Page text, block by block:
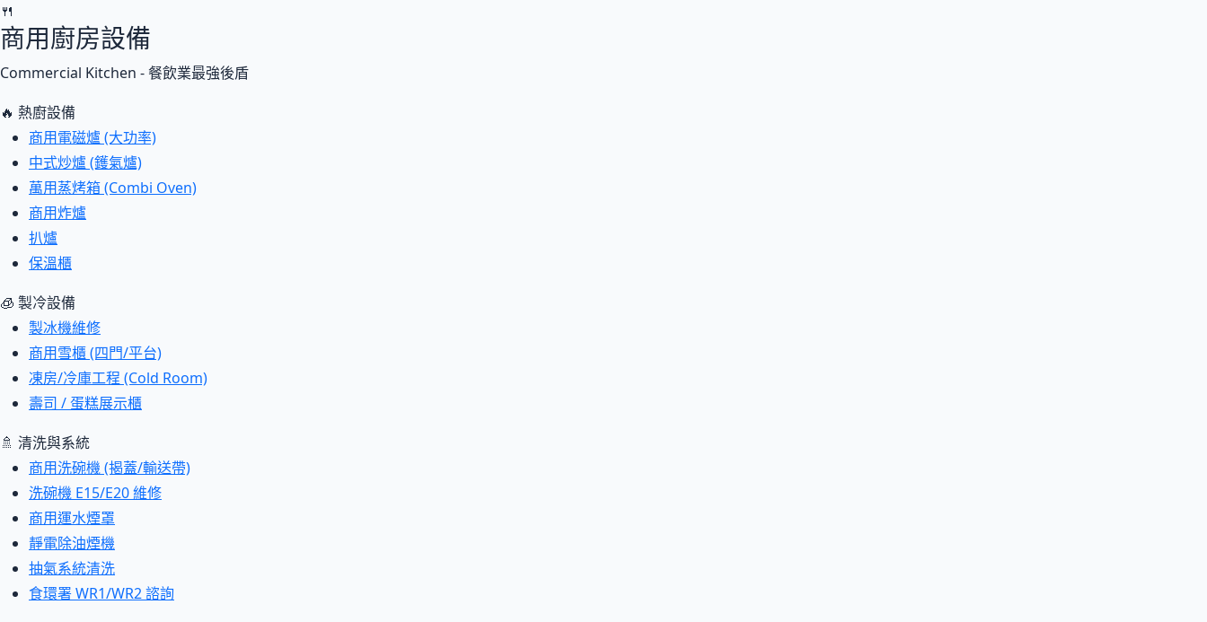
🍴
商用廚房設備
Commercial Kitchen - 餐飲業最強後盾
🔥 熱廚設備
商用電磁爐 (大功率)
中式炒爐 (鑊氣爐)
萬用蒸烤箱 (Combi Oven)
商用炸爐
扒爐
保溫櫃
🧊 製冷設備
製冰機維修
商用雪櫃 (四門/平台)
凍房/冷庫工程 (Cold Room)
壽司 / 蛋糕展示櫃
🚿 清洗與系統
商用洗碗機 (揭蓋/輸送帶)
洗碗機 E15/E20 維修
商用運水煙罩
靜電除油煙機
抽氣系統清洗
食環署 WR1/WR2 諮詢